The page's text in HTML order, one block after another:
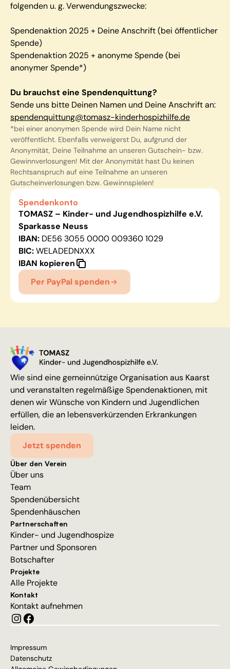
folgenden u. g. Verwendungszwecke:
Spendenaktion 2025 + Deine Anschrift (bei öffentlicher
Spende)
Spendenaktion 2025 + anonyme Spende (bei
anonymer Spende*)
Du brauchst eine Spendenquittung?
Sende uns bitte Deinen Namen und Deine Anschrift an:
spendenquittung@tomasz-kinderhospizhilfe.de
*bei einer anonymen Spende wird Dein Name nicht
veröffentlicht. Ebenfalls verweigerst Du, aufgrund der
Anonymität, Deine Teilnahme an unseren Gutschein- bzw.
Gewinnverlosungen! Mit der Anonymität hast Du keinen
Rechtsanspruch auf eine Teilnahme an unseren
Gutscheinverlosungen bzw. Gewinnspielen!
Spendenkonto
TOMASZ – Kinder- und Jugendhospizhilfe e.V.
Sparkasse Neuss
IBAN: DE56 3055 0000 009360 1029
BIC:WELADEDNXXX
IBAN kopieren
Per PayPal spenden
Wie sind eine gemeinnützige Organisation aus Kaarst
und veranstalten regelmäßige Spendenaktionen, mit
denen wir Wünsche von Kindern und Jugendlichen
erfüllen, die an lebensverkürzenden Erkrankungen
leiden.
Jetzt spenden
Über den Verein
Über uns
Team
Spendenübersicht
Spendenhäuschen
Partnerschaften
Kinder- und Jugendhospize
Partner und Sponsoren
Botschafter
Projekte
Alle Projekte
Kontakt
Kontakt aufnehmen
Impressum
Datenschutz